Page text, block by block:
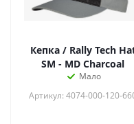
Кепка / Rally Tech
SM - MD Charcoal
Мало
Артикул: 4074-000-120-